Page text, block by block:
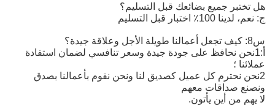
هل تختبر جميع بضائعك قبل التسليم؟
ج: نعم، لدينا 100٪ اختبار قبل التسليم
س8: كيف تجعل أعمالنا طويلة الأجل وعلاقة جيدة؟
أ:1نحن نحافظ على جودة جيدة وسعر تنافسي لضمان استفادة
عملائنا ؛
2نحن نحترم كل عميل كصديق لنا ونحن نقوم بأعمالنا بصدق
ونصنع صداقات معهم
لا يهم من أين يأتون.